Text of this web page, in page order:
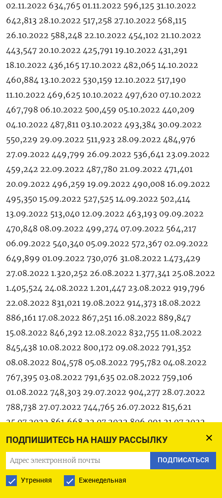
ПОДПИШИТЕСЬ НА НАШУ РАССЫЛКУ
ПОДПИСАТЬСЯ
Утренняя Еженедельная
02.11.2022 634,765 01.11.2022 596,125 31.10.2022
642,813 28.10.2022 517,258 27.10.2022 568,115
26.10.2022 588,248 22.10.2022 454,102 21.10.2022
443,547 20.10.2022 425,791 19.10.2022 431,291
18.10.2022 436,165 17.10.2022 482,065 14.10.2022
460,884 13.10.2022 530,159 12.10.2022 517,190
11.10.2022 469,625 10.10.2022 497,620 07.10.2022
467,798 06.10.2022 500,459 05.10.2022 440,209
04.10.2022 487,811 03.10.2022 493,384 30.09.2022
550,229 29.09.2022 511,923 28.09.2022 484,976
27.09.2022 449,799 26.09.2022 536,641 23.09.2022
459,242 22.09.2022 487,780 21.09.2022 471,401
20.09.2022 496,259 19.09.2022 490,008 16.09.2022
495,350 15.09.2022 527,525 14.09.2022 502,414
13.09.2022 513,040 12.09.2022 463,193 09.09.2022
470,848 08.09.2022 499,274 07.09.2022 564,217
06.09.2022 540,340 05.09.2022 572,367 02.09.2022
649,899 01.09.2022 730,076 31.08.2022 1.473,429
27.08.2022 1.320,252 26.08.2022 1.377,341 25.08.2022
1.405,524 24.08.2022 1.201,447 23.08.2022 919,796
22.08.2022 831,021 19.08.2022 914,373 18.08.2022
886,161 17.08.2022 867,251 16.08.2022 889,847
15.08.2022 846,292 12.08.2022 832,755 11.08.2022
845,438 10.08.2022 800,172 09.08.2022 791,352
08.08.2022 804,578 05.08.2022 795,782 04.08.2022
767,395 03.08.2022 791,635 02.08.2022 759,106
01.08.2022 748,303 29.07.2022 904,277 28.07.2022
788,738 27.07.2022 744,765 26.07.2022 815,621
25.07.2022 861,668 22.07.2022 806,091 21.07.2022
780,382 20.07.2022 882,208 19.07.2022 790,596
18.07.2022 821,826 15.07.2022 877,786 14.07.2022
733,347 13.07.2022 760,963 12.07.2022 793,514
11.07.2022 725,833 08.07.2022 736,137 07.07.2022